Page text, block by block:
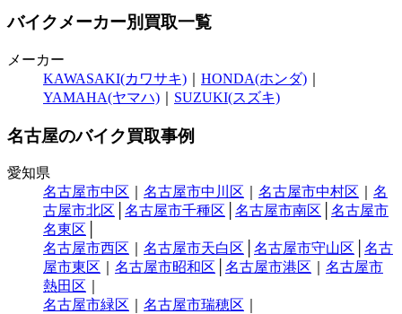
バイクメーカー別買取一覧
メーカー
KAWASAKI(カワサキ)
HONDA(ホンダ)
YAMAHA(ヤマハ)
SUZUKI(スズキ)
名古屋のバイク買取事例
愛知県
名古屋市中区
名古屋市中川区 名古屋市中村区
名
古屋市北区
名古屋市千種区 名古屋市南区
名古屋市
名東区
名古屋市西区
名古屋市天白区 名古屋市守山区
名古
屋市東区
名古屋市昭和区 名古屋市港区
名古屋市
熱田区
名古屋市緑区
名古屋市瑞穂区